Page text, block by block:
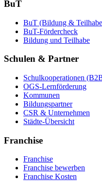
BuT
BuT (Bildung &
BuT-Fördercheck
Bildung und Teilhabe
Schulen & Partner
Schulkooperationen
OGS-Lernförderung
Kommunen
Bildungspartner
CSR & Unternehmen
Städte-Übersicht
Franchise
Franchise
Franchise bewerben
Franchise Kosten